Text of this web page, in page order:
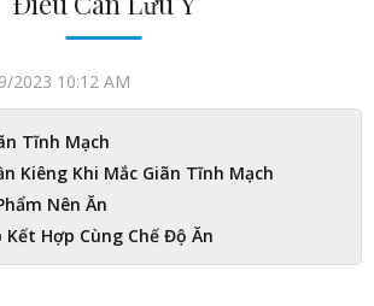
Điều Cần Lưu Ý
2023 10:12 AM
Tĩnh Mạch
Kiêng Khi Mắc Giãn Tĩnh Mạch
Nên Ăn
Kết Hợp Cùng Chế Độ Ăn